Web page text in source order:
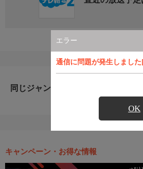
エラー
通信に問題が発生しまし
OK
同じジャンルのおすすめ番組
キャンペーン・お得な情報